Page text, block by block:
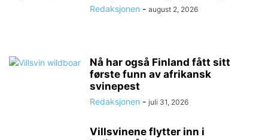
Redaksjonen - august 2, 2026
Nå har også Finland fått sitt
første funn av afrikansk
svinepest
Redaksjonen - juli 31, 2026
Villsvinene flytter inn i